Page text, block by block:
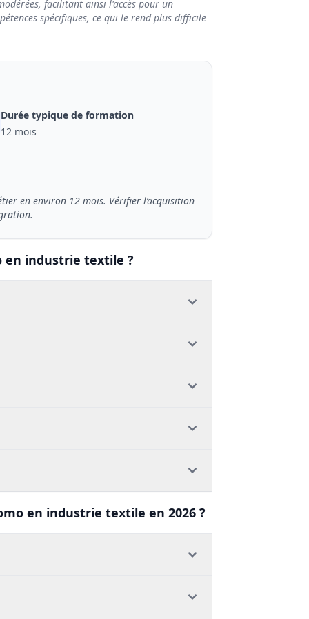
facilitant ainsi l'accès pour un
spécifiques, ce qui le rend plus difficile
Durée typique de formation
12 mois
en environ 12 mois. Vérifier l’acquisition
en industrie textile ?
en industrie textile en 2026 ?